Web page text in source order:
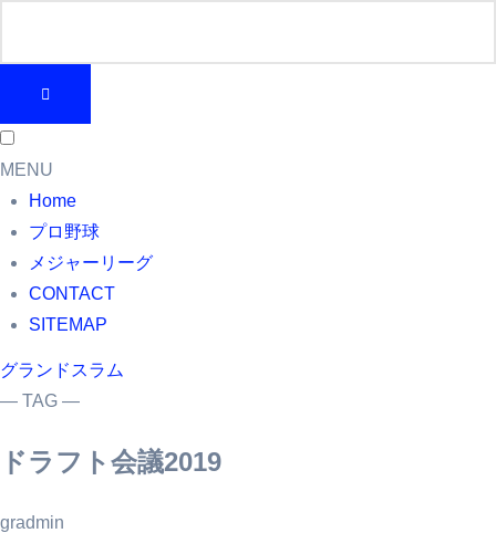
MENU
Home
プロ野球
メジャーリーグ
CONTACT
SITEMAP
グランドスラム
― TAG ―
ドラフト会議2019
gradmin